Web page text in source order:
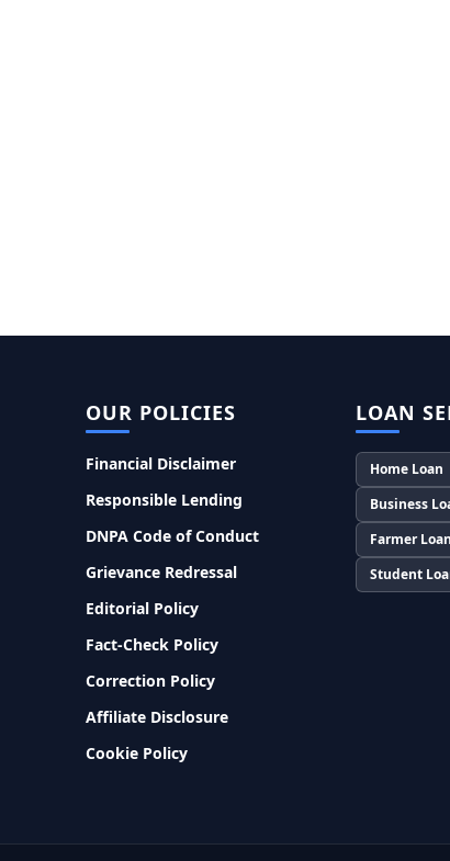
OUR POLICIES
Financial Disclaimer
Responsible Lending
DNPA Code of Conduct
Grievance Redressal
Editorial Policy
Fact-Check Policy
Correction Policy
Affiliate Disclosure
Cookie Policy
LOAN
Home Loan
Business
Farmer Loan
Student